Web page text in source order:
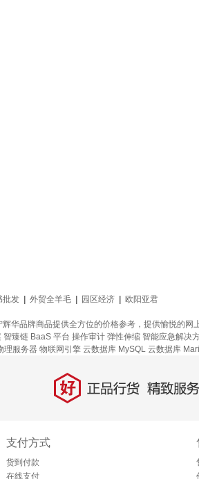
批发 外贸全羊毛 园区经济
欧阳亚君
华品牌商品提供全方位的价格参考，提供愉悦的网
智臻链 BaaS 平台 操作审计 弹性伸缩 智能应急解决
理服务器 物联网引擎 云数据库 MySQL 云数据库
好 正品行货，精致服务
支付方式
货到付款
在线支付